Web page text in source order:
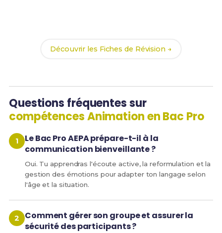
Découvrir les Fiches de Révision →
Questions fréquentes sur
compétences Animation en Bac Pro
Le Bac Pro AEPA prépare-t-il à la
communication bienveillante ?
Oui. Tu apprendras l'écoute active, la reformulation et la
gestion des émotions pour adapter ton langage selon
l'âge et la situation.
Comment gérer son groupe et assurer la
sécurité des participants ?